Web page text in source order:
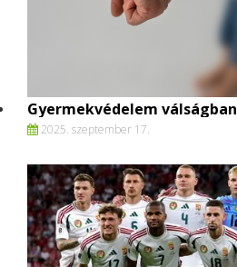
Gyermekvédelem válságban
2025. szeptember 17.